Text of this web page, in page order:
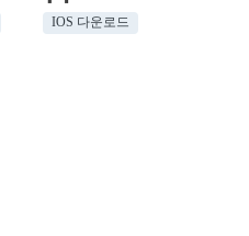
IOS 다운로드